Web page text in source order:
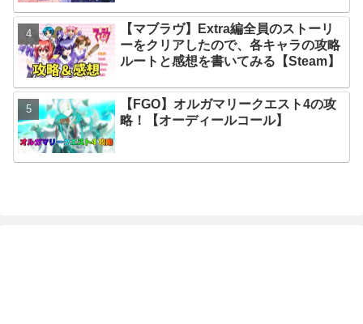
【マブラヴ】Extra編全員のストーリ
ーをクリアしたので、各キャラの攻略
ルートと感想を書いてみる【Steam】
【FGO】オルガマリークエスト4の攻
略！【オーディールコール】